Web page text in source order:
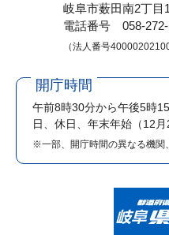
岐阜市薮田南2丁目
電話番号 058-272-
（法人番号
開庁時間
午前8時30分から午後5時
日、休日、年末年始（12
※一部、開庁時間の異なる機関